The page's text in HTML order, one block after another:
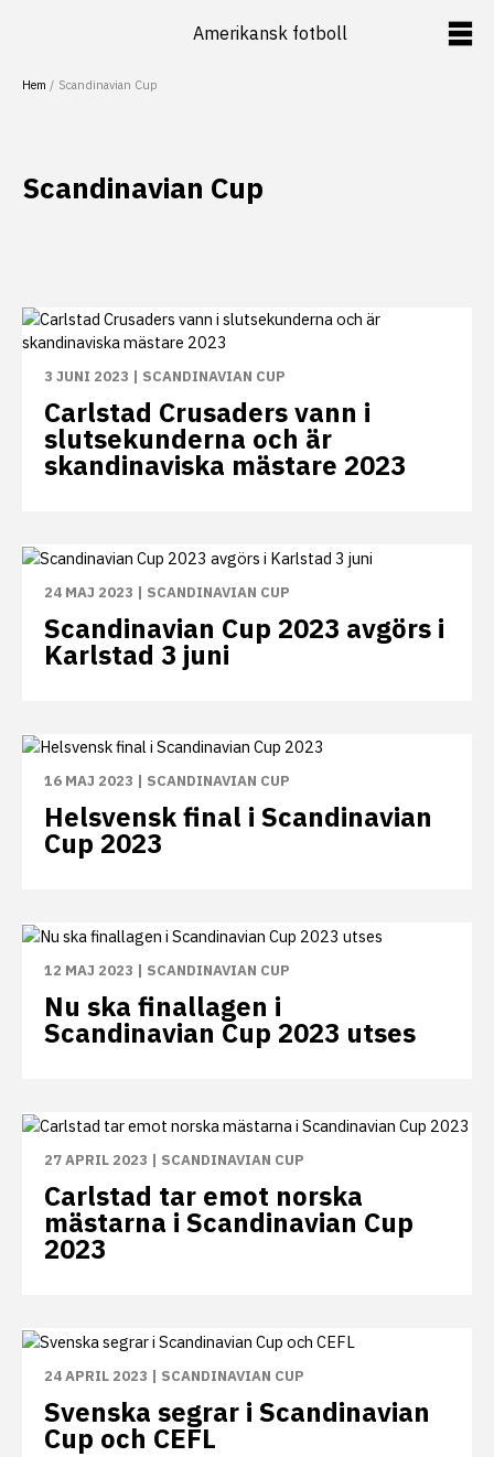
Amerikansk fotboll
Hem Scandinavian Cup
Scandinavian Cup
3 JUNI 2023 | SCANDINAVIAN CUP
Carlstad Crusaders vann i
slutsekunderna och är
skandinaviska mästare 2023
24 MAJ 2023 | SCANDINAVIAN CUP
Scandinavian Cup 2023 avgörs i
Karlstad 3 juni
16 MAJ 2023 SCANDINAVIAN CUP
Helsvensk final i Scandinavian
Cup 2023
12 MAJ 2023 | SCANDINAVIAN CUP
Nu ska finallagen i
Scandinavian Cup 2023 utses
27 APRIL 2023 | SCANDINAVIAN CUP
Carlstad tar emot norska
mästarna i Scandinavian Cup
2023
24 APRIL 2023 | SCANDINAVIAN CUP
Svenska segrar i Scandinavian
Cup och CEFL